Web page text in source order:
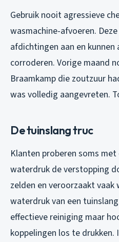
Gebruik nooit agressieve
wasmachine-afvoeren.
afdichtingen aan en
corroderen. Vorige maand
Braamkamp die zoutzuur
was volledig aangevreten.
De tuinslang truc
Klanten proberen soms
waterdruk de verstopping
zelden en veroorzaakt vaak
waterdruk van een
effectieve reiniging maar
koppelingen los te